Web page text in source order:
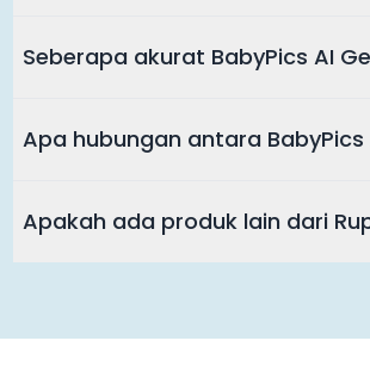
Seberapa akurat BabyPics AI
Apa hubungan antara
Apakah ada produk lain dari